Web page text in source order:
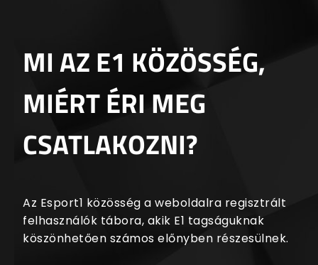
MI AZ E1 KÖZÖSSÉG,
MIÉRT ÉRI MEG
CSATLAKOZNI?
Az Esport1 közösség a weboldalra regisztrált
felhasználók tábora, akik E1 tagságuknak
köszönhetően számos előnyben részesülnek.